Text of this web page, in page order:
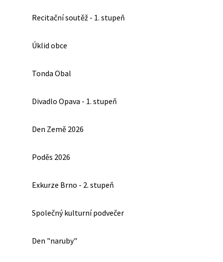
Recitační soutěž - 1. stupeň
Úklid obce
Tonda Obal
Divadlo Opava - 1. stupeň
Den Země 2026
Poděs 2026
Exkurze Brno - 2. stupeň
Společný kulturní podvečer
Den "naruby"